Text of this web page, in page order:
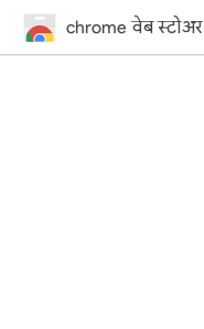
chrome वेब स्टोअर